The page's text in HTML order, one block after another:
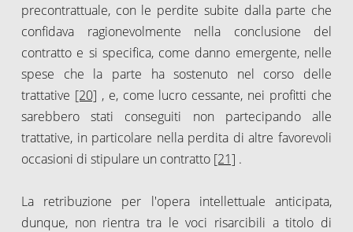
precontrattuale, con le perdite subite dalla parte che
confidava ragionevolmente nella conclusione del
contratto e si specifica, come danno emergente, nelle
spese che la parte ha sostenuto nel corso delle
trattative [20] , e, come lucro cessante, nei profitti che
sarebbero stati conseguiti non partecipando alle
trattative, in particolare nella perdita di altre favorevoli
occasioni di stipulare un contratto [21] .
La retribuzione per l'opera intellettuale anticipata,
dunque, non rientra tra le voci risarcibili a titolo di